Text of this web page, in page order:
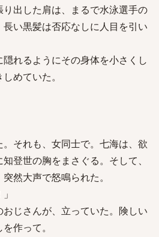
出した肩は、まるで水泳選手の
い黒髪は否応なしに人目を引い
れるようにその身体を小さくし
めていた。
それも、女同士で。七海は、欲
登世の胸をまさぐる。そして、
然大声で怒鳴られた。
じさんが、立っていた。険しい
作って。